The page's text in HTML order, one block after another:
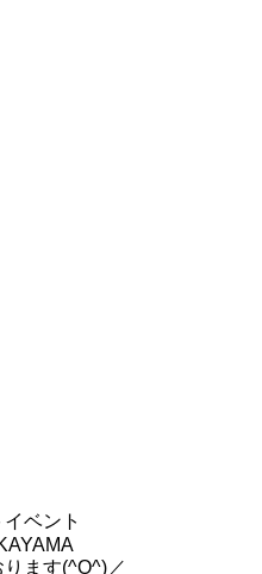
ベント
ます(^O^)／